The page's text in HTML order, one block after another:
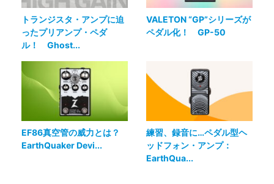
トランジスタ・アンプに迫
ったプリアンプ・ペダ
ル！ Ghost...
VALETON “GP”シリーズが
ペダル化！ GP-50
EF86真空管の威力とは？
EarthQuaker Devi...
練習、録音に…ペダル型ヘ
ッドフォン・アンプ：
EarthQua...